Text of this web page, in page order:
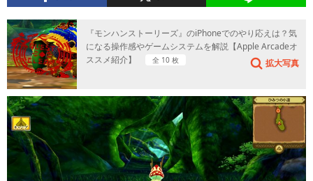
『モンハンストーリーズ』のiPhoneでのやり応えは？気
になる操作感やゲームシステムを解説【Apple Arcadeオ
ススメ紹介】
全 10 枚 拡大写真